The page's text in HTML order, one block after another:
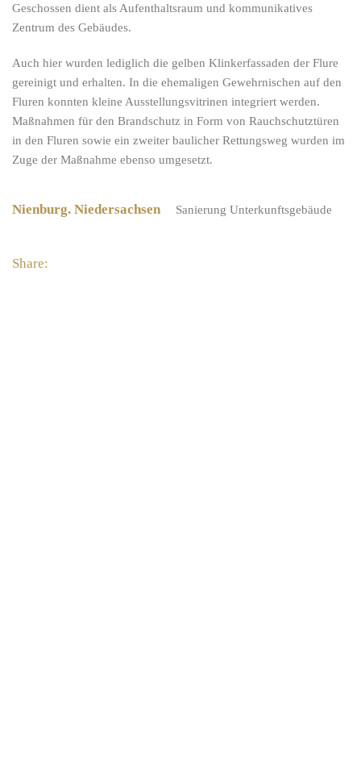
Geschossen dient als Aufenthaltsraum und kommunikatives
Zentrum des Gebäudes.
Auch hier wurden lediglich die gelben Klinkerfassaden der Flure
gereinigt und erhalten. In die ehemaligen Gewehr­nischen auf den
Fluren konnten kleine Ausstellungsvitrinen integriert werden.
Maßnahmen für den Brandschutz in Form von Rauchschutztüren
in den Fluren sowie ein zweiter bau­licher Rettungsweg wurden im
Zuge der Maßnahme ebenso umgesetzt.
Nienburg. Niedersachsen Sanierung Unterkunftsgebäude
Share: